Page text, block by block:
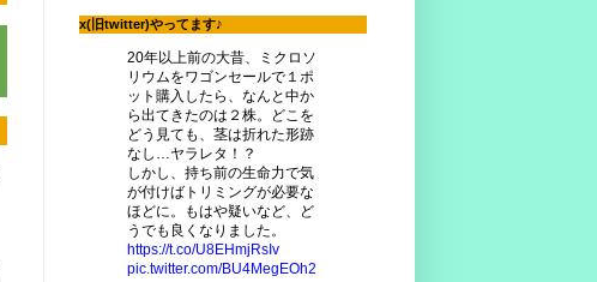
x(旧twitter)やってます♪
20年以上前の大昔、ミクロソ
リウムをワゴンセールで１ポ
ット購入したら、なんと中か
ら出てきたのは２株。どこを
どう見ても、茎は折れた形跡
なし…ヤラレタ！？
しかし、持ち前の生命力で気
が付けばトリミングが必要な
ほどに。もはや疑いなど、ど
うでも良くなりました。
https://t.co/U8EHmjRsIv
pic.twitter.com/BU4MegEOh2